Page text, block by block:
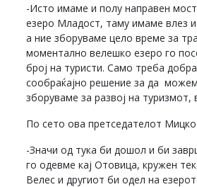
-Исто имаме и полу направен
езеро Младост, таму имаме влез
а ние зборуваме цело време за
моментално велешко езеро го
број на туристи. Само треба
сообраќајно решение за да
зборуваме за развој на туризмот,
По сето ова претседателот
-Значи од тука би дошол и би
го одевме кај Отовица, кружен
Велес и другиот би одел на